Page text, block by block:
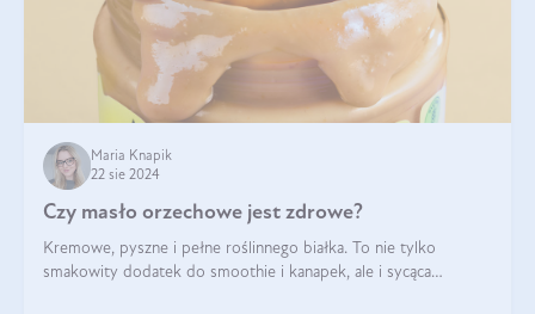
Maria Knapik
22 sie 2024
Czy masło orzechowe jest zdrowe?
Kremowe, pyszne i pełne roślinnego białka. To nie tylko
smakowity dodatek do smoothie i kanapek, ale i sycąca